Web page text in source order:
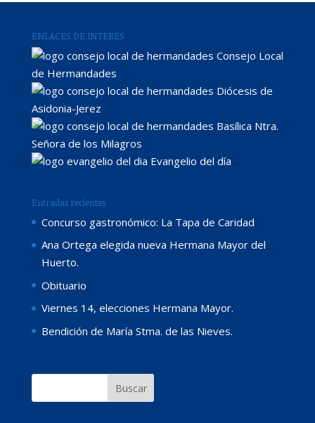
ENLACES DE INTERÉS
Consejo Local
de Hermandades
Diócesis de
Asidonia-Jerez
Basílica Ntra.
Señora de los Milagros
Evangelio del día
Entradas recientes
Concurso gastronómico: La Tapa de Caridad
Ana Ortega elegida nueva Hermana Mayor del
Huerto.
Obituario
Viernes 14, elecciones Hermana Mayor.
Bendición de María Stma. de las Nieves.